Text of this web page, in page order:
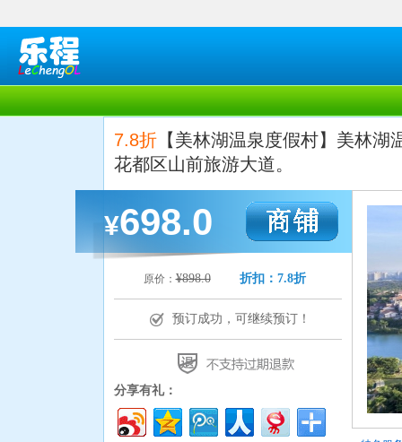
7.8折 【美林湖温泉度假村】美林
花都区山前旅游大道。
¥698.0
原价：¥898.0 折扣：7.8折
预订成功，可继续预订！
分享有礼：